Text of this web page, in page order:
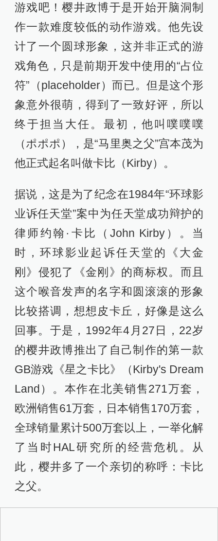
游戏吧！樱井政博于是开始开脑洞制
作一款难度较低的动作游戏。他先设
计了一个圆球形象，这并非正式的游
戏角色，只是前期开发中使用的“占位
符”（placeholder）而已。但是这个形
象意外很萌，得到了一致好评，所以
终于担当大任。最初，他叫噗噗噗
（ポポポ），是“马里奥之父”宫本茂为
他正式起名叫做卡比（Kirby）。
据说，这是为了纪念在1984年“环球影
业诉任天堂”案中为任天堂成功辩护的
律师约翰·卡比（John Kirby）。当
时，环球影业起诉任天堂的《大金
刚》侵犯了《金刚》的商标权。而且
这个喉音发声的名字和圆滚滚的形象
比较搭调，想想皮卡丘，好像是这么
回事。于是，1992年4月27日，22岁
的樱井政博推出了自己制作的第一款
GB游戏《星之卡比》（Kirby's Dream
Land）。本作在北美销售271万套，
欧洲销售61万套，日本销售170万套，
全球销量累计500万套以上，一举化解
了当时HAL研究所的经营危机。从
此，樱井多了一个亲切的称呼：卡比
之父。